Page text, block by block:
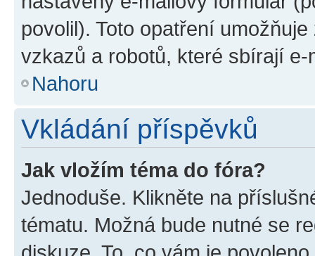
povolil). Toto opatření
vzkazů a robotů, které sbírají e-
Nahoru
Vkládání příspěvků
Jak vložím téma do fóra?
Jednoduše. Klikněte na
tématu. Možná bude nutné se